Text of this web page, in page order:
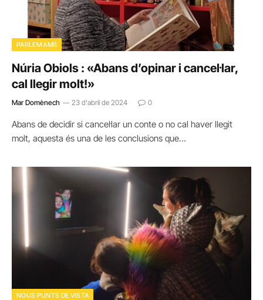
PARLEM AMB
Núria Obiols : «Abans d’opinar i cancel·lar,
cal llegir molt!»
Mar Domènech 23 d'abril de 2024 0
Abans de decidir si cancel·lar un conte o no cal haver llegit
molt, aquesta és una de les conclusions que…
NOUS PUNTS DE VISTA